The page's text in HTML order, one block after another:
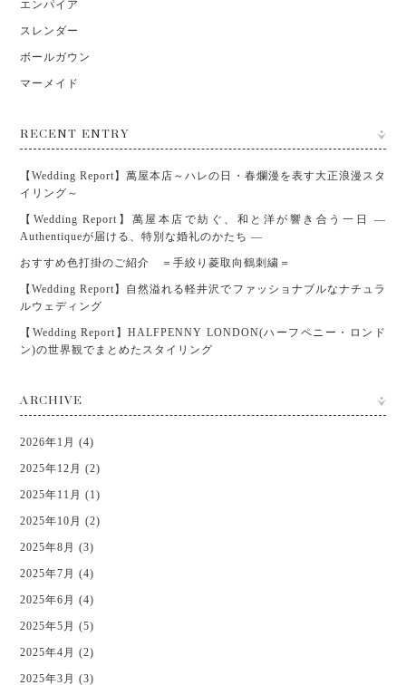
エンパイア
スレンダー
ボールガウン
マーメイド
RECENT ENTRY
【Wedding Report】萬屋本店～ハレの日・春爛漫を表す大正浪漫スタ
イリング～
【Wedding Report】萬屋本店で紡ぐ、和と洋が響き合う一日 ―
Authentiqueが届ける、特別な婚礼のかたち ―
おすすめ色打掛のご紹介 ＝手絞り菱取向鶴刺繍＝
【Wedding Report】自然溢れる軽井沢でファッショナブルなナチュラ
ルウェディング
【Wedding Report】HALFPENNY LONDON(ハーフペニー・ロンド
ン)の世界観でまとめたスタイリング
ARCHIVE
2026年1月 (4)
2025年12月 (2)
2025年11月 (1)
2025年10月 (2)
2025年8月 (3)
2025年7月 (4)
2025年6月 (4)
2025年5月 (5)
2025年4月 (2)
2025年3月 (3)